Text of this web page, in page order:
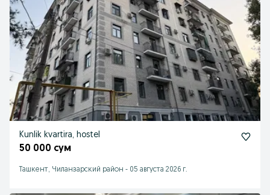
Kunlik kvartira, hostel
50 000 сум
Ташкент, Чиланзарский район - 05 августа 2026 г.